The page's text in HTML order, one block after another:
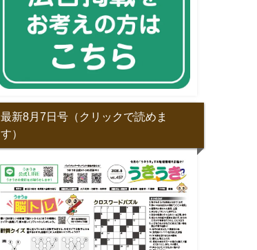
最新8月7日号（クリックで読めま
す）